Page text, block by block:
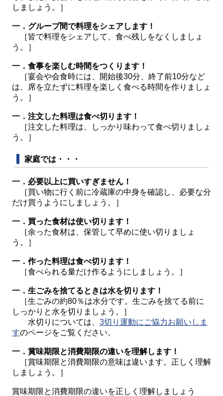
しましょう。］
一．グループ間で料理をシェアします！
［皆で料理をシェアして、食べ残しをなくしましょ
う。］
一．食事を楽しむ時間をつくります！
［宴会や会食時には、開始後30分、終了前10分など
は、席を立たずに料理を楽しく食べる時間を作りましょ
う。］
一．注文した料理は食べ切ります！
［注文した料理は、しっかり味わって食べ切りましょ
う。］
家庭では・・・
一．必要以上に買いすぎません！
［買い物に行く前に冷蔵庫の中身を確認し、必要な分
だけ買うようにしましょう。］
一．買った食材は使い切ります！
［余った食材は、保管して早めに使い切りましょ
う。］
一．作った料理は食べ切ります！
［食べられる量だけ作るようにしましょう。］
一．生ごみを捨てるときは水を切ります！
［生ごみの約80％は水分です。生ごみを捨てる前に
しっかりと水を切りましょう。］
水切りについては、 3切り運動にご協力お願いしま
すのページをご覧ください。
一．賞味期限と消費期限の違いを理解します！
［賞味期限と消費期限の意味は違います。正しく理解
しましょう。］
賞味期限と消費期限の違いを正しく理解しましょう